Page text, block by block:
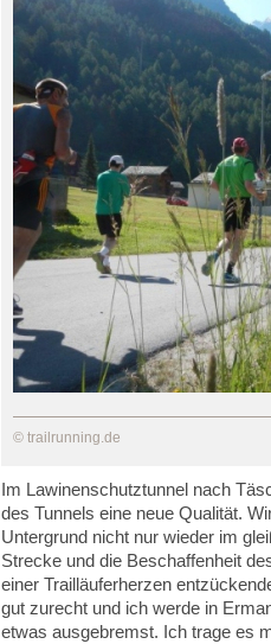
© trailrunning.de
Im Lawinenschutztunnel nach
des Tunnels eine neue Qualität.
Untergrund nicht nur wieder im
Strecke und die Beschaffenheit
einer Trailläuferherzen
gut zurecht und ich werde in
etwas ausgebremst. Ich trage es